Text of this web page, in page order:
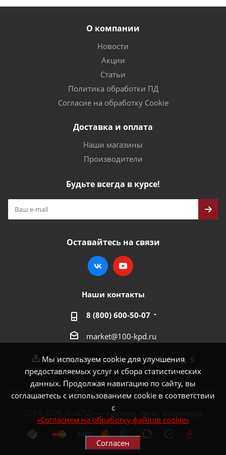
Мы используем cookie для улучшения
предоставляемых услуг и сбора статистических
данных. Продолжая навигацию по сайту, вы
соглашаетесь с использованием cookie в соответствии
с
«Согласием на обработку файлов cookie»
Согласен
О компании
Новости
Акции
Статьи
Политика обработки ПД
Согласие на обработку Cookie
Доставка и оплата
Наши магазины
Производители
Будьте всегда в курсе!
Оставайтесь на связи
Наши контакты
8 (800) 600-50-07
market@100-kpd.ru
г. Тверь, 4-й пер. Красной Слободы, д. 9
2014-2026 © «КПД» — камины, печи, дымоходы